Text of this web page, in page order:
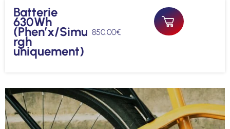
Batterie
630Wh
(Phen’x/Simu
rgh
uniquement)
850.00€